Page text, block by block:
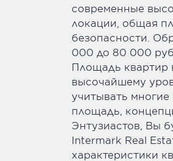
современные
локации, общая
безопасности.
000 до 80 000
Площадь квартир
высочайшему
учитывать
площадь,
Энтузиастов, Вы
Intermark Real
характеристики